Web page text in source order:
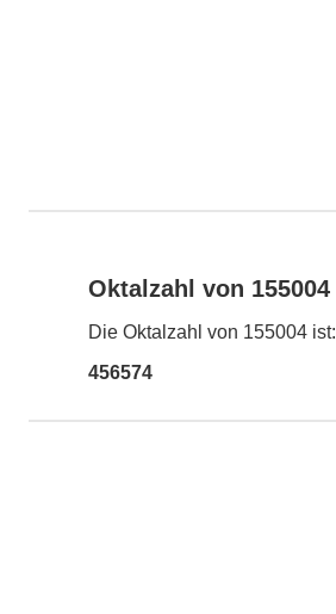
Oktalzahl von 155004
Die Oktalzahl von 155004 ist:
456574